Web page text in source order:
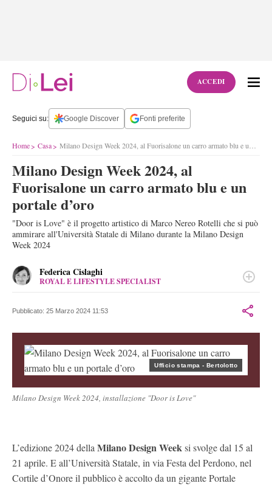
ACCEDI
Seguici su: Google Discover Fonti preferite
Home Casa Milano Design Week 2024, al Fuorisalone un carro armato blu e un portale d’oro
Milano Design Week 2024, al
Fuorisalone un carro armato blu e un
portale d’oro
"Door is Love" è il progetto artistico di Marco Nereo Rotelli che si può
ammirare all'Università Statale di Milano durante la Milano Design
Week 2024
Federica Cislaghi
ROYAL E LIFESTYLE SPECIALIST
professione. Si specializza così nel raccontare la cronaca rosa, i
vizi e le virtù dei Reali, i segreti del mondo dello spettacolo e
Pubblicato: 25 Marzo 2024 11:53
Ufficio stampa - Bertolotto
Milano Design Week 2024, installazione "Door is Love"
L’edizione 2024 dellaMilano Design Weeksi svolge dal 15 al
21 aprile. E all’Università Statale, in via Festa del Perdono, nel
Cortile d’Onore il pubblico è accolto da un gigante Portale